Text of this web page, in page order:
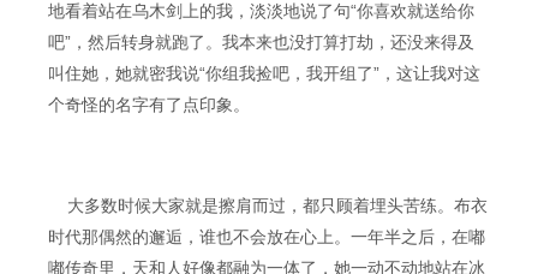
地看着站在乌木剑上的我，淡淡地说了句“你喜欢就送给你
吧”，然后转身就跑了。我本来也没打算打劫，还没来得及
叫住她，她就密我说“你组我捡吧，我开组了”，这让我对这
个奇怪的名字有了点印象。
大多数时候大家就是擦肩而过，都只顾着埋头苦练。布衣
时代那偶然的邂逅，谁也不会放在心上。一年半之后，在嘟
嘟传奇里，天和人好像都融为一体了，她一动不动地站在冰